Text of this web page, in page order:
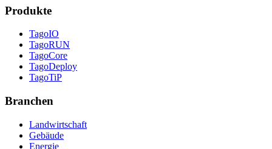
Produkte
TagoIO
TagoRUN
TagoCore
TagoDeploy
TagoTiP
Branchen
Landwirtschaft
Gebäude
Energie